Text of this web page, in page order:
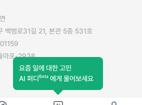
백범로31길 21, 본관 5층 531호
마포-2938
요즘 일에 대한 고민
AI 퍼디Beta 에게 물어보세요